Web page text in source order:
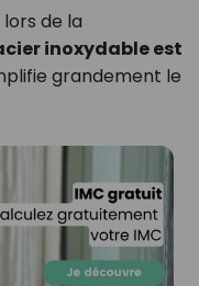
de la
inoxydable est
grandement le